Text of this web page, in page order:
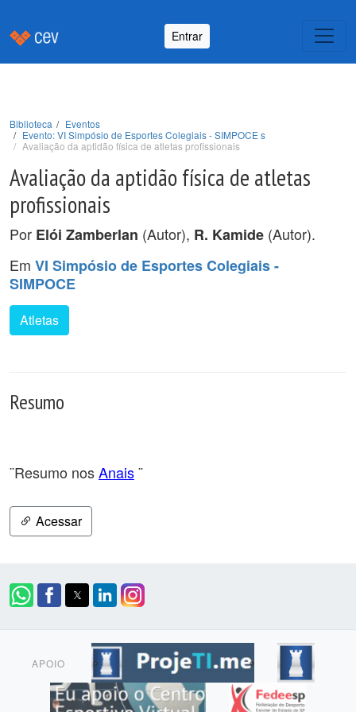
Entrar
Biblioteca
Eventos
Evento: VI Simpósio de Esportes Colegiais - SIMPOCE s
Avaliação da aptidão física de atletas profissionais
Avaliação da aptidão física de atletas
profissionais
Por Elói Zamberlan (Autor), R. Kamide (Autor).
Em VI Simpósio de Esportes Colegiais -
SIMPOCE
Atletas
Resumo
¨Resumo nosAnais¨
Acessar
APOIO